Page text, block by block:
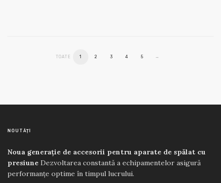
TOATE 1 2 3 4 5 →
NOUTĂȚI
Noua generație de accesorii pentru aparate de spălat cu
presiune Dezvoltarea constantă a echipamentelor asigură
performanțe optime în timpul lucrului.